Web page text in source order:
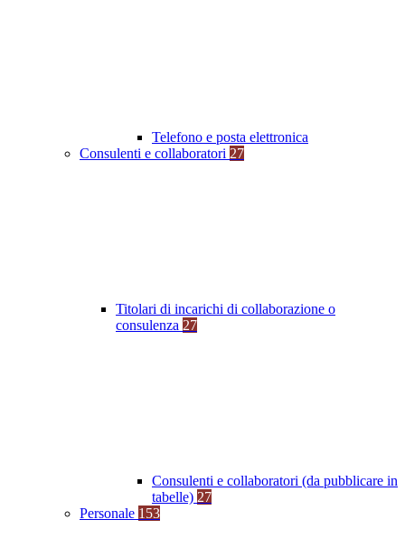
Telefono e posta elettronica
Consulenti e collaboratori 27
Titolari di incarichi di collaborazione o
consulenza 27
Consulenti e collaboratori (da pubblicare in
tabelle) 27
Personale 153